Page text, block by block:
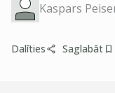
Kaspars
Dalīties Saglabāt